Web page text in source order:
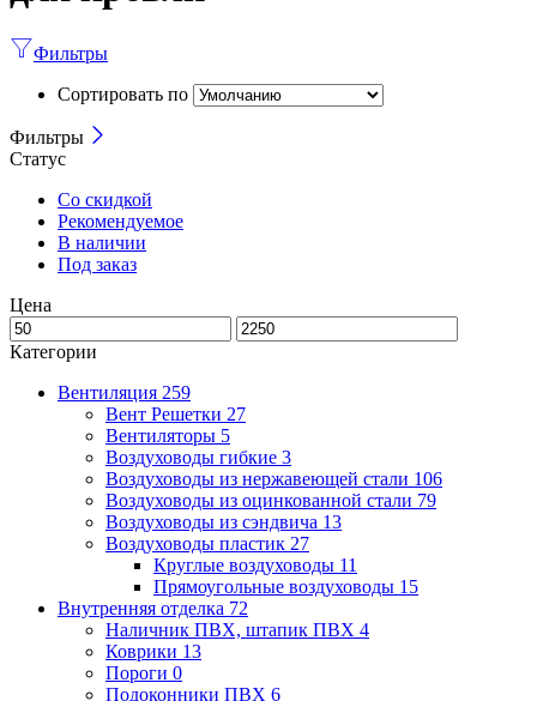
Фильтры
Сортировать по
Фильтры
Статус
Со скидкой
Рекомендуемое
В наличии
Под заказ
Цена
Категории
Вентиляция 259
Вент Решетки 27
Вентиляторы 5
Воздуховоды гибкие 3
Воздуховоды из нержавеющей стали 106
Воздуховоды из оцинкованной стали 79
Воздуховоды из сэндвича 13
Воздуховоды пластик 27
Круглые воздуховоды 11
Прямоугольные воздуховоды 15
Внутренняя отделка 72
Наличник ПВХ, штапик ПВХ 4
Коврики 13
Пороги 0
Подоконники ПВХ 6